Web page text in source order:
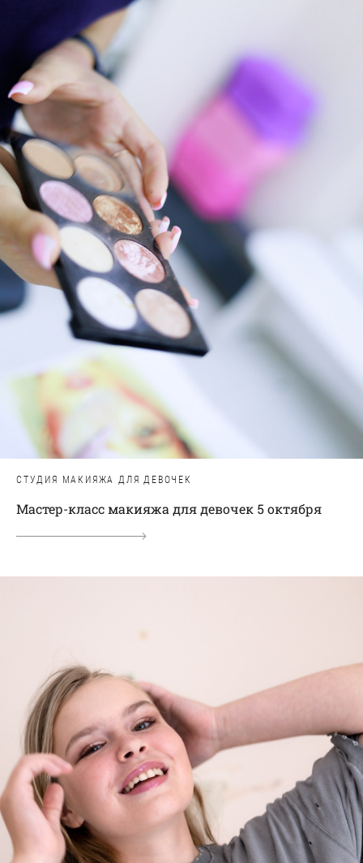
СТУДИЯ МАКИЯЖА ДЛЯ ДЕВОЧЕК
Мастер-класс макияжа для девочек 5 октября